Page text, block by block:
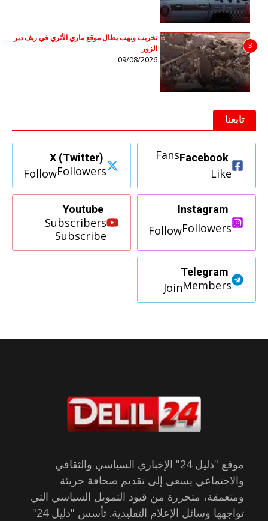
3
تخريب ونهب يطال موقع ماري الأثري في ريف دير
الزور
09/08/2026
تابعنا
Facebook
Fans
Like
X (Twitter)
Followers
Follow
Instagram
Followers
Follow
Youtube
Subscribers
Subscribe
Telegram
Members
Join
موقع "دليل 24" الإخباري السياسي والثقافي
والاجتماعي يسعى إلى تقديم صحافة جريئة
ومتعمقة، متحررة من قيود التمويل السياسي التي
تواجهها وسائل الإعلام التقليدية. تأسس "دليل 24"